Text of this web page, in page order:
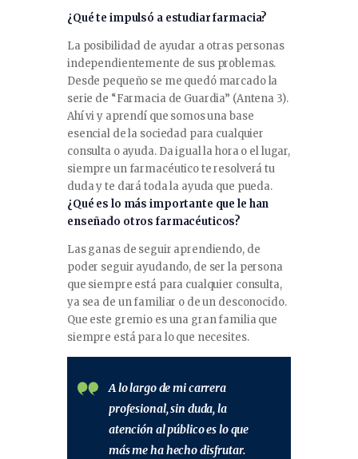
¿Qué te impulsó a estudiar farmacia?
La posibilidad de ayudar a otras personas
independientemente de sus problemas.
Desde pequeño se me quedó marcado la
serie de “Farmacia de Guardia” (Antena 3).
Ahí vi y aprendí que somos una base
esencial de la sociedad para cualquier
consulta o ayuda. Da igual la hora o el lugar,
siempre un farmacéutico te resolverá tu
duda y te dará toda la ayuda que pueda.
¿Qué es lo más importante que le han
enseñado otros farmacéuticos?
Las ganas de seguir aprendiendo, de
poder seguir ayudando, de ser la persona
que siempre está para cualquier consulta,
ya sea de un familiar o de un desconocido.
Que este gremio es una gran familia que
siempre está para lo que necesites.
A lo largo de mi carrera
profesional, sin duda, la
atención al público es lo que
más me ha hecho disfrutar.